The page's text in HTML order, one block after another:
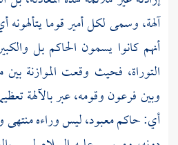
آلهة، وسمى لكل أمير قوما
أنهم كانوا يسمون الحاكم بل
التوراة، فحيث وقعت الموازنة بين
وبينفرعونوقومه، عبر بالآلهة
أي: حاكم معبود، ليس وراءه منتهى